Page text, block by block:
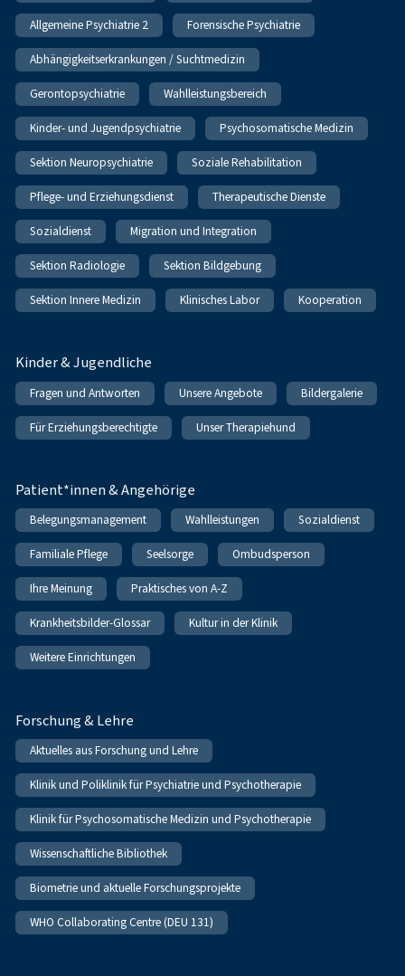
Allgemeine Psychiatrie 2 Forensische Psychiatrie
Abhängigkeitserkrankungen / Suchtmedizin
Gerontopsychiatrie Wahlleistungsbereich
Kinder- und Jugendpsychiatrie Psychosomatische Medizin
Sektion Neuropsychiatrie Soziale Rehabilitation
Pflege- und Erziehungsdienst Therapeutische Dienste
Sozialdienst Migration und Integration
Sektion Radiologie Sektion Bildgebung
Sektion Innere Medizin Klinisches Labor Kooperation
Kinder & Jugendliche
Fragen und Antworten Unsere Angebote Bildergalerie
Für Erziehungsberechtigte Unser Therapiehund
Patient*innen & Angehörige
Belegungsmanagement Wahlleistungen Sozialdienst
Familiale Pflege Seelsorge Ombudsperson
Ihre Meinung Praktisches von A-Z
Krankheitsbilder-Glossar Kultur in der Klinik
Weitere Einrichtungen
Forschung & Lehre
Aktuelles aus Forschung und Lehre
Klinik und Poliklinik für Psychiatrie und Psychotherapie
Klinik für Psychosomatische Medizin und Psychotherapie
Wissenschaftliche Bibliothek
Biometrie und aktuelle Forschungsprojekte
WHO Collaborating Centre (DEU 131)